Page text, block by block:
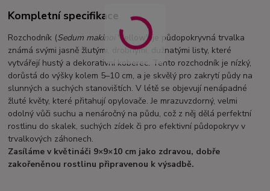
Kompletní specifikace
Rozchodník (Sedum makinoi
'Yellow') je půdopokryvná trvalka
známá svými jasně žlutými, drobnými, dužnatými listy, které
vytvářejí hustý a dekorativní koberec. Tento rozchodník je nízký,
dorůstá do výšky kolem 5–10 cm, a je skvělý pro zakrytí půdy na
slunných a suchých stanovištích. V létě se objevují nenápadné
žluté květy, které přitahují opylovače. Je mrazuvzdorný, velmi
odolný vůči suchu a nenáročný na půdu, což z něj dělá perfektní
rostlinu do skalek, suchých zídek či pro efektivní půdopokryv v
trvalkových záhonech.
Zasíláme v květináči 9×9×10 cm jako zdravou, dobře
zakořeněnou rostlinu připravenou k výsadbě.